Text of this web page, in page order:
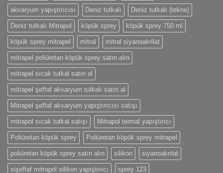
akvaryum yapıştırıcısı Deniz tutkalı Deniz tutkalı (tekne)
Deniz tutkalı Mitrapol köpük sprey köpük sprey 750 ml
köpük sprey mitrapel mitral mitral siyanoakrilat
mitrapel poliüretan köpük sprey satın alın
mitrapel sıcak tutkal satın al
mitrapel şeffaf akvaryum tutkalı satın al
Mitrapel şeffaf akvaryum yapıştırıcısı satışı
mitrapol sıcak tutkal satışı Mitrapol termal yapıştırıcı
Poliüretan köpük sprey Poliüretan köpük sprey mitrapel
poliüretan köpük sprey satın alın silikon siyanoakrilat
sişeffaf mitrapol silikon yapıştırıcı sprey 123